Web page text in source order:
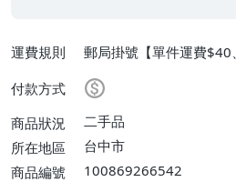
運費規則
郵局掛號【單件運費$40
運費】
付款方式
商品狀況
二手品
所在地區
台中市
商品編號
100869266542